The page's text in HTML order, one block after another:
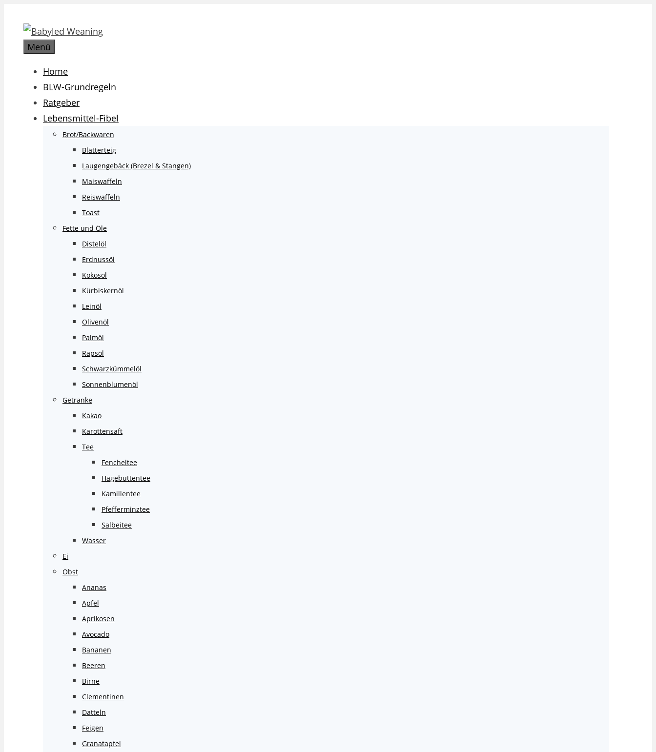
Inhalt
springenMenü
Home
BLW-Grundregeln
Ratgeber
Lebensmittel-Fibel
Brot/Backwaren
Blätterteig
Laugengebäck (Brezel & Stangen)
Maiswaffeln
Reiswaffeln
Toast
Fette und Öle
Distelöl
Erdnussöl
Kokosöl
Kürbiskernöl
Leinöl
Olivenöl
Palmöl
Rapsöl
Schwarzkümmelöl
Sonnenblumenöl
Getränke
Kakao
Karottensaft
Tee
Fencheltee
Hagebuttentee
Kamillentee
Pfefferminztee
Salbeitee
Wasser
Ei
Obst
Ananas
Apfel
Aprikosen
Avocado
Bananen
Beeren
Birne
Clementinen
Datteln
Feigen
Granatapfel